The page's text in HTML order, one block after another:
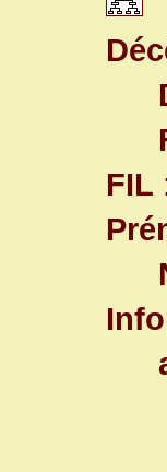
FIL